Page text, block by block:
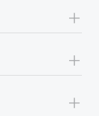
+
+
+